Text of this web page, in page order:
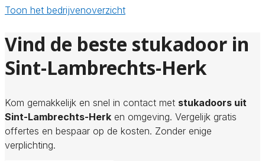
Toon het bedrijvenoverzicht
Vind de beste stukadoor in
Sint-Lambrechts-Herk
Kom gemakkelijk en snel in contact met stukadoors uit
Sint-Lambrechts-Herk en omgeving. Vergelijk gratis
offertes en bespaar op de kosten. Zonder enige
verplichting.